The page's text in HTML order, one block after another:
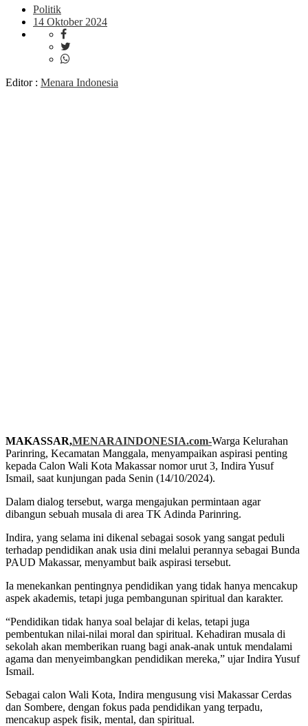
Politik
14 Oktober 2024
Editor : Menara Indonesia
MAKASSAR,MENARAINDONESIA.com-Warga Kelurahan
Parinring, Kecamatan Manggala, menyampaikan aspirasi penting
kepada Calon Wali Kota Makassar nomor urut 3, Indira Yusuf
Ismail, saat kunjungan pada Senin (14/10/2024).
Dalam dialog tersebut, warga mengajukan permintaan agar
dibangun sebuah musala di area TK Adinda Parinring.
Indira, yang selama ini dikenal sebagai sosok yang sangat peduli
terhadap pendidikan anak usia dini melalui perannya sebagai Bunda
PAUD Makassar, menyambut baik aspirasi tersebut.
Ia menekankan pentingnya pendidikan yang tidak hanya mencakup
aspek akademis, tetapi juga pembangunan spiritual dan karakter.
“Pendidikan tidak hanya soal belajar di kelas, tetapi juga
pembentukan nilai-nilai moral dan spiritual. Kehadiran musala di
sekolah akan memberikan ruang bagi anak-anak untuk mendalami
agama dan menyeimbangkan pendidikan mereka,” ujar Indira Yusuf
Ismail.
Sebagai calon Wali Kota, Indira mengusung visi Makassar Cerdas
dan Sombere, dengan fokus pada pendidikan yang terpadu,
mencakup aspek fisik, mental, dan spiritual.